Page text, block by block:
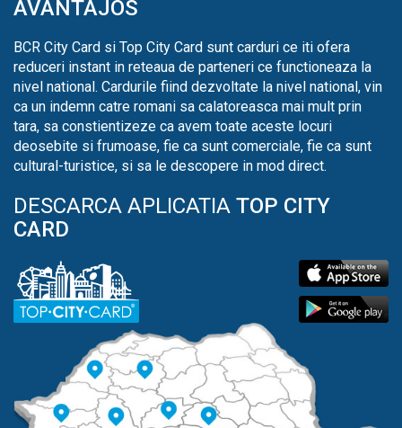
AVANTAJOS
BCR City Card si Top City Card sunt carduri ce iti ofera
reduceri instant in reteaua de parteneri ce functioneaza la
nivel national. Cardurile fiind dezvoltate la nivel national, vin
ca un indemn catre romani sa calatoreasca mai mult prin
tara, sa constientizeze ca avem toate aceste locuri
deosebite si frumoase, fie ca sunt comerciale, fie ca sunt
cultural-turistice, si sa le descopere in mod direct.
DESCARCA APLICATIA TOP CITY
CARD